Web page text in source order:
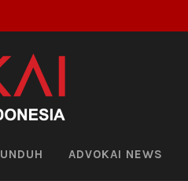
UNDUH ADVOKAI NEWS